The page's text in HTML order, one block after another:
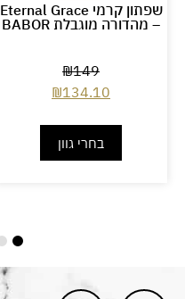
שפתון קרמי Eternal Grace
– מהדורה מוגבלת BABOR
₪149
₪134.10
בחרי גוון